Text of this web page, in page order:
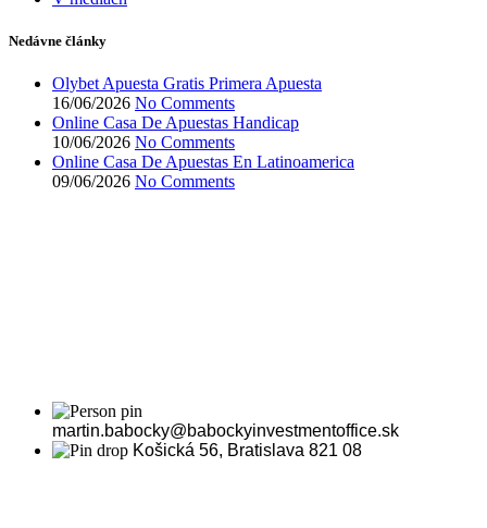
Nedávne články
Olybet Apuesta Gratis Primera Apuesta
16/06/2026 No Comments
Online Casa De Apuestas Handicap
10/06/2026 No Comments
Online Casa De Apuestas En Latinoamerica
09/06/2026 No Comments
martin.babocky@babockyinvestmentoffice.sk
Košická 56, Bratislava 821 08